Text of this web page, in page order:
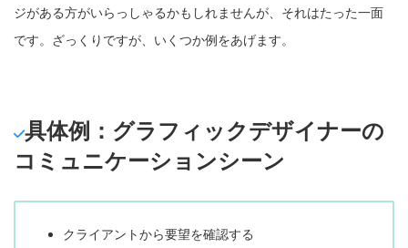
ジがある方がいらっしゃるかもしれませんが、それはたった一面
です。ざっくりですが、いくつか例をあげます。
具体例：グラフィックデザイナーの
コミュニケーションシーン
クライアントから要望を確認する